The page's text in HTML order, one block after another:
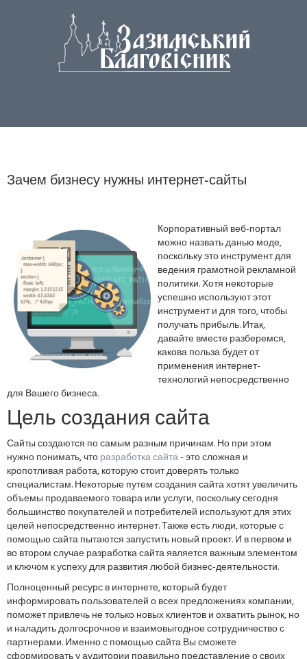
Зачем бизнесу нужны интернет-сайты
Корпоративный веб-портал
можно назвать данью моде,
поскольку это инструмент для
ведения грамотной рекламной
политики. Хотя некоторые
успешно используют этот
инструмент и для того, чтобы
получать прибыль. Итак,
давайте вместе разберемся,
какова польза будет от
применения интернет-
технологий непосредственно
для Вашего бизнеса.
Цель создания сайта
Сайты создаются по самым разным причинам. Но при этом
нужно понимать, чторазработка сайта- это сложная и
кропотливая работа, которую стоит доверять только
специалистам. Некоторые путем создания сайта хотят увеличить
объемы продаваемого товара или услуги, поскольку сегодня
большинство покупателей и потребителей используют для этих
целей непосредственно интернет. Также есть люди, которые с
помощью сайта пытаются запустить новый проект. И в первом и
во втором случае разработка сайта является важным элементом
и ключом к успеху для развития любой бизнес-деятельности.
Полноценный ресурс в интернете, который будет
информировать пользователей о всех предложениях компании,
поможет привлечь не только новых клиентов и охватить рынок, но
и наладить долгосрочное и взаимовыгодное сотрудничество с
партнерами. Именно с помощью сайта Вы сможете